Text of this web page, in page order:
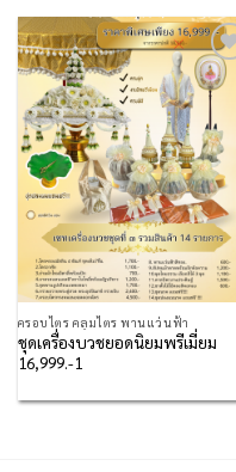
Add to
Wishlist
ครอบไตร คลุมไตร พานแว่นฟ้า
ชุดเครื่องบวชยอดนิยมพรีเมี่ยม
16,999.-1